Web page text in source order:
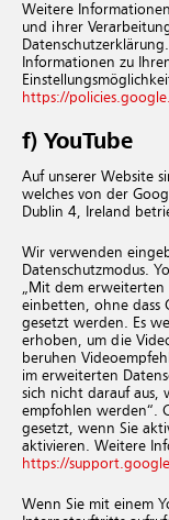
Weitere
und ihrer
Informationen zu
https://
f) YouTube
Auf unserer Website
welches von der
Dublin 4, Ireland
Wir verwenden
Datenschutzmodus.
„Mit dem erweiterten
einbetten, ohne dass
gesetzt werden. Es
erhoben, um die
beruhen
im erweiterten
sich nicht darauf aus,
empfohlen werden“.
gesetzt, wenn Sie
aktivieren. Weitere
https://
Wenn Sie mit einem